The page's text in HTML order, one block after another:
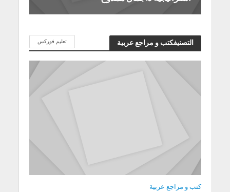
التصنيفكتب و مراجع عربية تعليم فوركس
كتب و مراجع عربية